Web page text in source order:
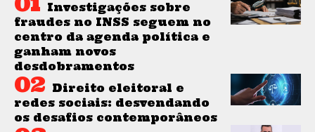
Investigações sobre
fraudes no INSS seguem no
centro da agenda política e
ganham novos
desdobramentos
Direito eleitoral e
redes sociais: desvendando
os desafios contemporâneos